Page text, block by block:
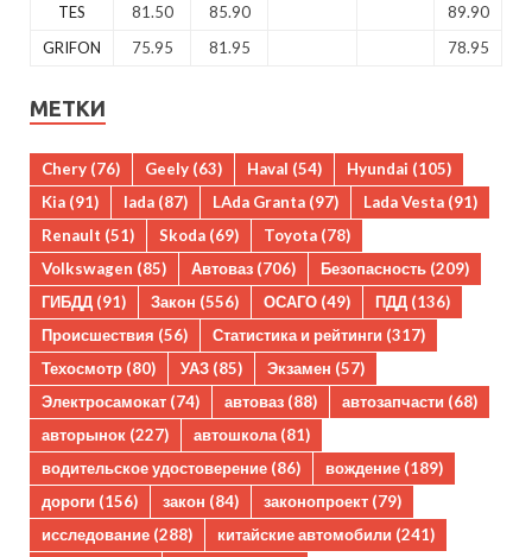
TES
81.50 85.90
89.90
GRIFON
75.95 81.95 78.95
МЕТКИ
Chery (76) Geely (63) Haval (54) Hyundai (105)
Kia (91) lada (87) LAda Granta (97) Lada Vesta (91)
Renault (51) Skoda (69) Toyota (78)
Volkswagen (85) Автоваз (706) Безопасность (209)
ГИБДД (91) Закон (556) ОСАГО (49) ПДД (136)
Происшествия (56) Статистика и рейтинги (317)
Техосмотр (80) УАЗ (85) Экзамен (57)
Электросамокат (74) автоваз (88) автозапчасти (68)
авторынок (227) автошкола(81)
водительское удостоверение (86) вождение (189)
дороги (156) закон (84) законопроект (79)
исследование (288) китайские автомобили (241)